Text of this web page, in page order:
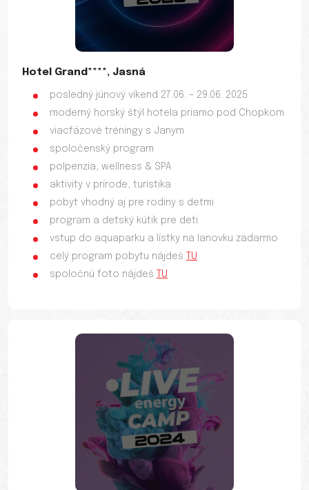
Hotel Grand****, Jasná
posledný júnový víkend 27.06. – 29.06. 2025
moderný horský štýl hotela priamo pod Chopkom
viacfázové tréningy s Janym
spoločenský program
polpenzia, wellness & SPA
aktivity v prírode, turistika
pobyt vhodný aj pre rodiny s deťmi
program a detský kútik pre deti
vstup do aquaparku a lístky na lanovku zadarmo
celý program pobytu nájdeš
TU
spoločnú foto nájdeš
TU